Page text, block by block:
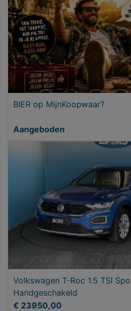
BIER op MijnKoopwaar?
Aangeboden
Volkswagen T-Roc 1.5 TSI
Handgeschakeld
€ 23950,00